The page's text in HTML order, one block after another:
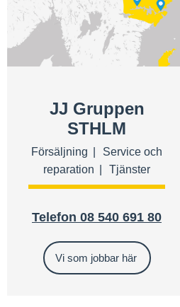
JJ Gruppen
STHLM
Försäljning
Service och
reparation
Tjänster
Telefon 08 540 691 80
Vi som jobbar här